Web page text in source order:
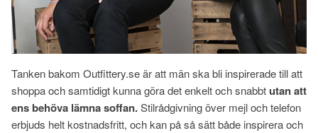
Tanken bakom Outfittery.se är att män ska bli inspirerade till att
shoppa och samtidigt kunna göra det enkelt och snabbtutan att
ens behöva lämna soffan.Stilrådgivning över mejl och telefon
erbjuds helt kostnadsfritt, och kan på så sätt både inspirera och